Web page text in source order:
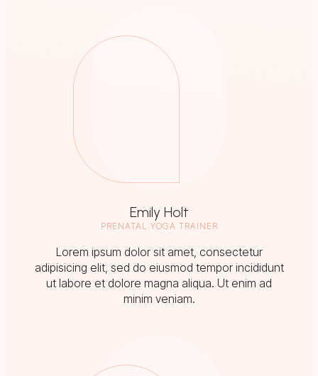
Emily Holt
PRENATAL YOGA TRAINER
Lorem ipsum dolor sit amet, consectetur
adipisicing elit, sed do eiusmod tempor incididunt
ut labore et dolore magna aliqua. Ut enim ad
minim veniam.